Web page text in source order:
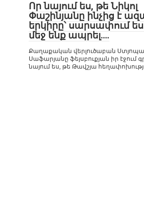
Որ նայում ես, թե Նիկոլ
Փաշինյանը ինչից է
երկիրը՝ սարսափում
մեջ ենք ապրել….
Քաղաքական վերլուծաբան Ստյոպա
Սաֆարյանը ֆեյսբուքյան իր էջում
նայում ես, թե Թավշյա